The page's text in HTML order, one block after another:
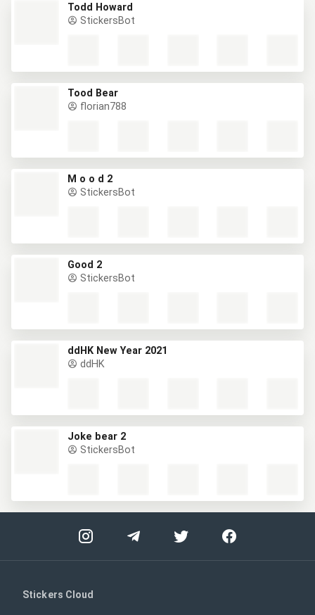
Todd Howard
StickersBot
Tood Bear
florian788
M o o d 2
StickersBot
Good 2
StickersBot
ddHK New Year 2021
ddHK
Joke bear 2
StickersBot
Stickers Cloud